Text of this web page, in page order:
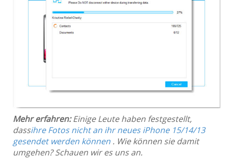
Mehr erfahren:Einige Leute haben festgestellt,
dassihre Fotos nicht an ihr neues iPhone 15/14/13
gesendet werden können . Wie können sie damit
umgehen? Schauen wir es uns an.